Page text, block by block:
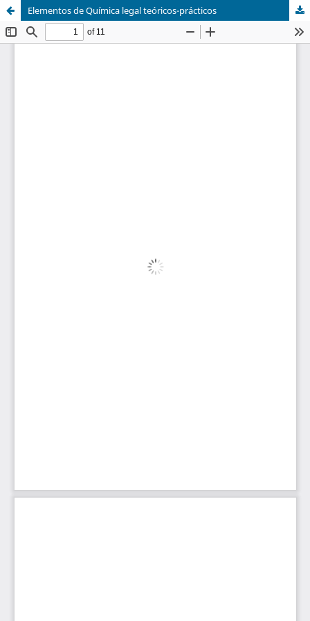
Elementos de Química legal teóricos-prácticos